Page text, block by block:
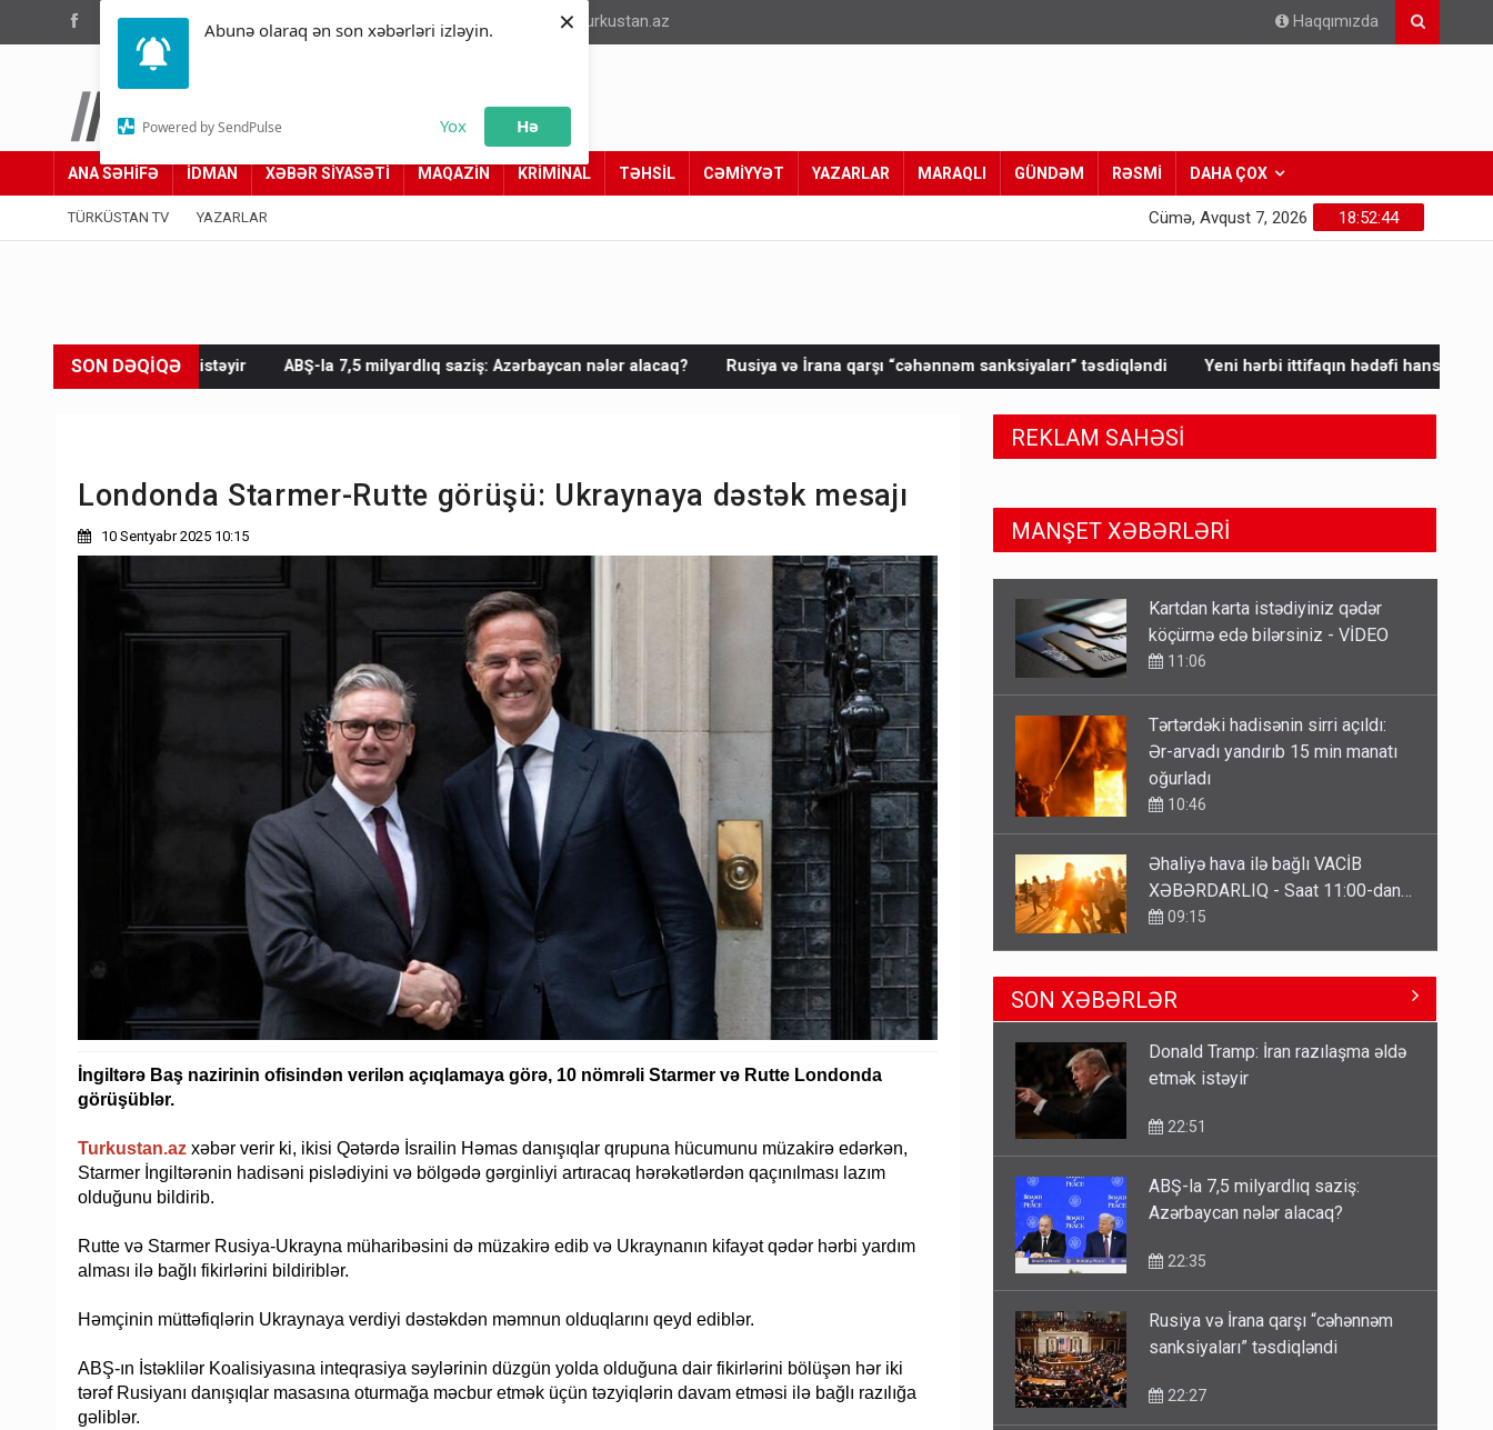
Abunə olaraq ən son xəbərləri izləyin.
Powered by SendPulse Yox Hə
×
(012) 449 94 05 info@turkustan.az Haqqımızda
Türküstan.az
Adımız yolumuzdur
ANA SƏHİFƏ İDMAN XƏBƏR SİYASƏTİ MAQAZİN KRİMİNAL TƏHSİL CƏMİYYƏT YAZARLAR MARAQLI GÜNDƏM RƏSMİ DAHA ÇOX
TÜRKÜSTAN TV YAZARLAR 18:52:46
Cümə, Avqust 7, 2026
SON DƏQİQƏ
ABŞ-la 7,5 milyardlıq saziş: Azərbaycan nələr alacaq? Rusiya və İrana qarşı “cəhənnəm sanksiyaları” təsdiqləndi Yeni hərbi ittifaqın hədəfi hansı ölkədir? - Ərdoğandan
Londonda Starmer-Rutte görüşü: Ukraynaya dəstək mesajı
10 Sentyabr 2025 10:15
İngiltərə Baş nazirinin ofisindən verilən açıqlamaya görə, 10 nömrəli Starmer və Rutte Londonda
görüşüblər.
Turkustan.az xəbər verir ki, ikisi Qətərdə İsrailin Həmas danışıqlar qrupuna hücumunu müzakirə edərkən,
Starmer İngiltərənin hadisəni pislədiyini və bölgədə gərginliyi artıracaq hərəkətlərdən qaçınılması lazım
olduğunu bildirib.
Rutte və Starmer Rusiya-Ukrayna müharibəsini də müzakirə edib və Ukraynanın kifayət qədər hərbi yardım
alması ilə bağlı fikirlərini bildiriblər.
Həmçinin müttəfiqlərin Ukraynaya verdiyi dəstəkdən məmnun olduqlarını qeyd ediblər.
ABŞ-ın İstəklilər Koalisiyasına inteqrasiya səylərinin düzgün yolda olduğuna dair fikirlərini bölüşən hər iki
tərəf Rusiyanı danışıqlar masasına oturmağa məcbur etmək üçün təzyiqlərin davam etməsi ilə bağlı razılığa
gəliblər.
REKLAM SAHƏSİ
MANŞET XƏBƏRLƏRİ
Tərtərdəki hadisənin sirri açıldı:
Ər-arvadı yandırıb 15 min manatı
oğurladı
Əhaliyə hava ilə bağlı VACİB
XƏBƏRDARLIQ - Saat 11:00-dan…
09:15
ŞOK! David Seliverstov ölkədən
qaçdı
6 Avqust 14:14
Geri çağırılan səfir Abel
Məhərrəmovun oğludur - DOSYE
hüquq və vəzifələr verilib
Kartdan karta istədiyiniz qədər
11:06
SON XƏBƏRLƏR
Donald Tramp: İran razılaşma əldə
etmək istəyir
22:51
ABŞ-la 7,5 milyardlıq saziş:
Azərbaycan nələr alacaq?
22:35
Rusiya və İrana qarşı “cəhənnəm
sanksiyaları” təsdiqləndi
22:27